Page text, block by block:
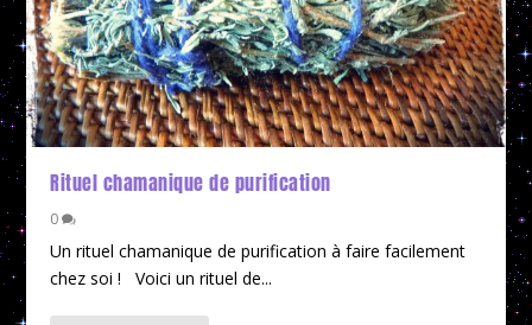
Rituel chamanique de purification
0
Un rituel chamanique de purification à faire facilement
chez soi ! Voici un rituel de...